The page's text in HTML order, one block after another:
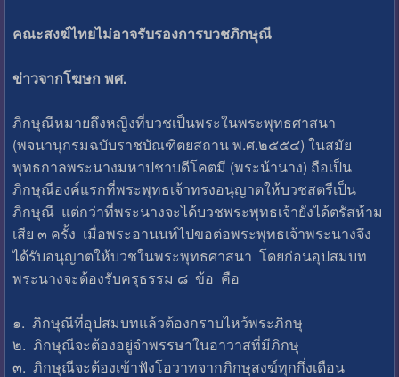
คณะสงฆ์ไทยไม่อาจรับรองการบวชภิกษุณี
ข่าวจากโฆษก พศ.
ภิกษุณีหมายถึงหญิงที่บวชเป็นพระในพระพุทธศาสนา
(พจนานุกรมฉบับราชบัณฑิตยสถาน พ.ศ.๒๕๕๔) ในสมัย
พุทธกาลพระนางมหาปชาบดีโคตมี (พระน้านาง) ถือเป็น
ภิกษุณีองค์แรกที่พระพุทธเจ้าทรงอนุญาตให้บวชสตรีเป็น
ภิกษุณี แต่กว่าที่พระนางจะได้บวชพระพุทธเจ้ายังได้ตรัสห้าม
เสีย ๓ ครั้ง เมื่อพระอานนท์ไปขอต่อพระพุทธเจ้าพระนางจึง
ได้รับอนุญาตให้บวชในพระพุทธศาสนา โดยก่อนอุปสมบท
พระนางจะต้องรับครุธรรม ๘ ข้อ คือ
๑. ภิกษุณีที่อุปสมบทแล้วต้องกราบไหว้พระภิกษุ
๒. ภิกษุณีจะต้องอยู่จำพรรษาในอาวาสที่มีภิกษุ
๓. ภิกษุณีจะต้องเข้าฟังโอวาทจากภิกษุสงฆ์ทุกกึ่งเดือน